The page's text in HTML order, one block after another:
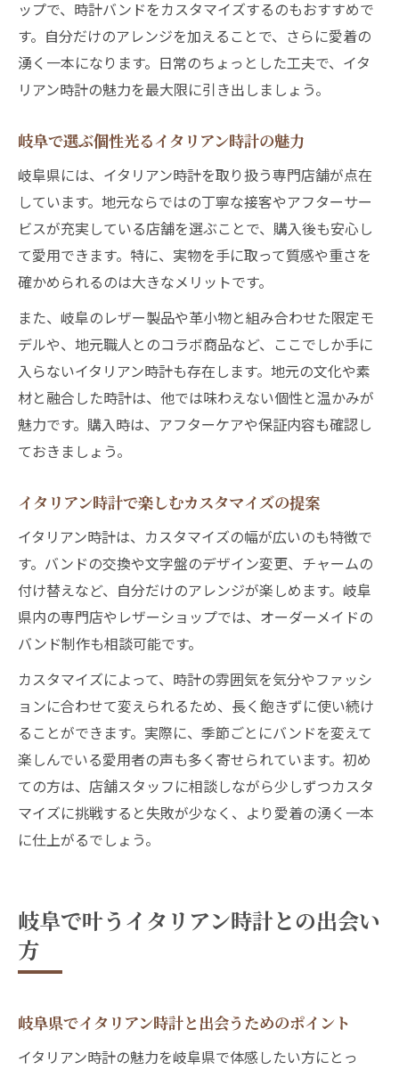
ップで、時計バンドをカスタマイズするのもおすすめで
す。自分だけのアレンジを加えることで、さらに愛着の
湧く一本になります。日常のちょっとした工夫で、イタ
リアン時計の魅力を最大限に引き出しましょう。
岐阜で選ぶ個性光るイタリアン時計の魅力
岐阜県には、イタリアン時計を取り扱う専門店舗が点在
しています。地元ならではの丁寧な接客やアフターサー
ビスが充実している店舗を選ぶことで、購入後も安心し
て愛用できます。特に、実物を手に取って質感や重さを
確かめられるのは大きなメリットです。
また、岐阜のレザー製品や革小物と組み合わせた限定モ
デルや、地元職人とのコラボ商品など、ここでしか手に
入らないイタリアン時計も存在します。地元の文化や素
材と融合した時計は、他では味わえない個性と温かみが
魅力です。購入時は、アフターケアや保証内容も確認し
ておきましょう。
イタリアン時計で楽しむカスタマイズの提案
イタリアン時計は、カスタマイズの幅が広いのも特徴で
す。バンドの交換や文字盤のデザイン変更、チャームの
付け替えなど、自分だけのアレンジが楽しめます。岐阜
県内の専門店やレザーショップでは、オーダーメイドの
バンド制作も相談可能です。
カスタマイズによって、時計の雰囲気を気分やファッシ
ョンに合わせて変えられるため、長く飽きずに使い続け
ることができます。実際に、季節ごとにバンドを変えて
楽しんでいる愛用者の声も多く寄せられています。初め
ての方は、店舗スタッフに相談しながら少しずつカスタ
マイズに挑戦すると失敗が少なく、より愛着の湧く一本
に仕上がるでしょう。
岐阜で叶うイタリアン時計との出会い
方
岐阜県でイタリアン時計と出会うためのポイント
イタリアン時計の魅力を岐阜県で体感したい方にとっ